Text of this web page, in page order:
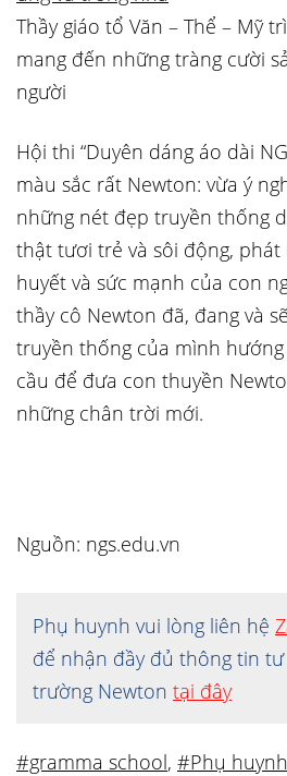
Thầy giáo tổ Văn – Thể – Mỹ
mang đến những tràng cười
người
Hội thi “Duyên dáng áo dài
màu sắc rất Newton: vừa ý
những nét đẹp truyền thống
thật tươi trẻ và sôi động,
huyết và sức mạnh của con
thầy cô Newton đã, đang và
truyền thống của mình
cầu để đưa con thuyền
những chân trời mới.
Nguồn: ngs.edu.vn
Phụ huynh vui lòng liên hệ
để nhận đầy đủ thông tin
trường Newton tại đây
#gramma school, #Phụ